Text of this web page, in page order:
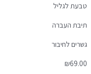
טבעת לגליל
תיבת העברה
גשרים לחיבור
₪69.00